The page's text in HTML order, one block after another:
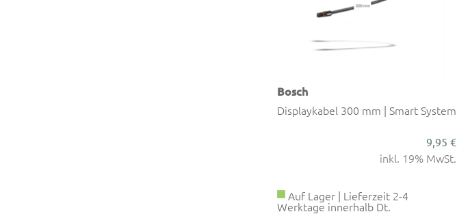
Bosch
Displaykabel 300 mm | Smart System
9,95 €
inkl. 19% MwSt.
Auf Lager | Lieferzeit 2-4
Werktage innerhalb Dt.